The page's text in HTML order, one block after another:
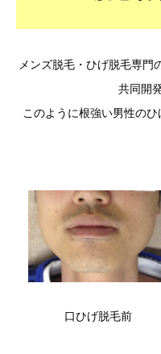
メンズ脱毛・ひげ脱毛専門
共同開
このように根強い男性の
口ひげ脱毛前